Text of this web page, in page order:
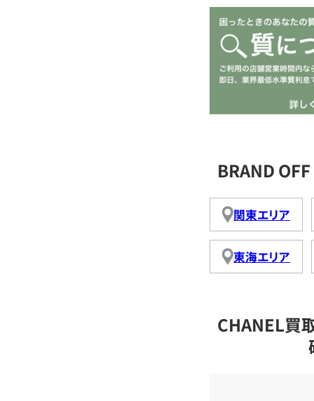
BRAND
関東エリア
東海エリア
CHANEL買